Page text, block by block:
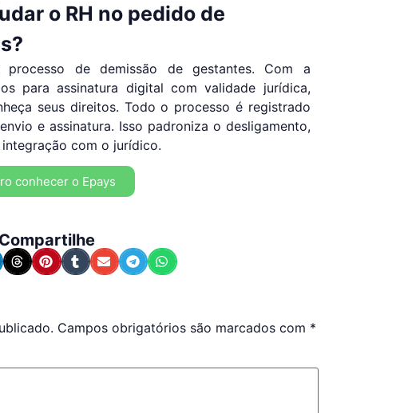
o RH no pedido de
de demissão de gestantes. Com a
para assinatura digital com validade jurídica,
seus direitos. Todo o processo é registrado
e assinatura. Isso padroniza o desligamento,
com o jurídico.
conhecer o Epays
Compartilhe
Campos obrigatórios são marcados com *